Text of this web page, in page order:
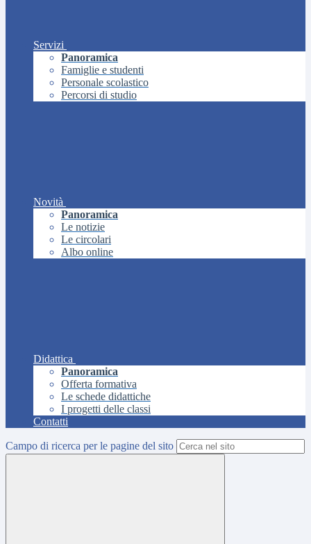
Servizi
Panoramica
Famiglie e studenti
Personale scolastico
Percorsi di studio
Novità
Panoramica
Le notizie
Le circolari
Albo online
Didattica
Panoramica
Offerta formativa
Le schede didattiche
I progetti delle classi
Contatti
Campo di ricerca per le pagine del sito